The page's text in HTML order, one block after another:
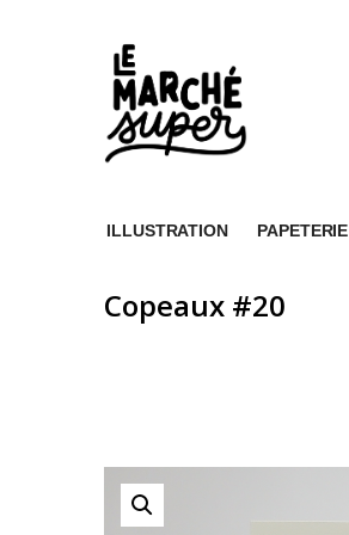
ILLUSTRATION PAPETERIE
Copeaux #20